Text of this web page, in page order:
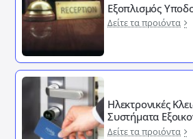
Εξοπλισμός
Δείτε τα προιόντα
Ηλεκτρονικές
Συστήματα
Δείτε τα προιόντα